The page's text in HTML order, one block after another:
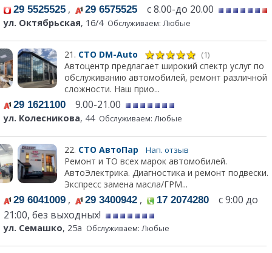
29 5525525 , 29 6575525 с 8.00-до 20.00
ул. Октябрьская, 16/4 Обслуживаем: Любые
21. СТО DM-Auto (1)
Автоцентр предлагает широкий спектр услуг по
обслуживанию автомобилей, ремонт различной
сложности. Наш прио...
29 1621100 9.00-21.00
ул. Колесникова, 44 Обслуживаем: Любые
22. СТО АвтоПар Нап. отзыв
Ремонт и ТО всех марок автомобилей.
АвтоЭлектрика. Диагностика и ремонт подвески.
Экспресс замена масла/ГРМ...
29 6041009 , 29 3400942 , 17 2074280 с 9:00 до
21:00, без выходных!
ул. Семашко, 25а Обслуживаем: Любые